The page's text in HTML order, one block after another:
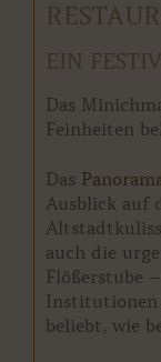
EIN
Das
Feinheiten
Das
Ausblick auf
auch die
Flößerstube
Institutionen
beliebt, wie